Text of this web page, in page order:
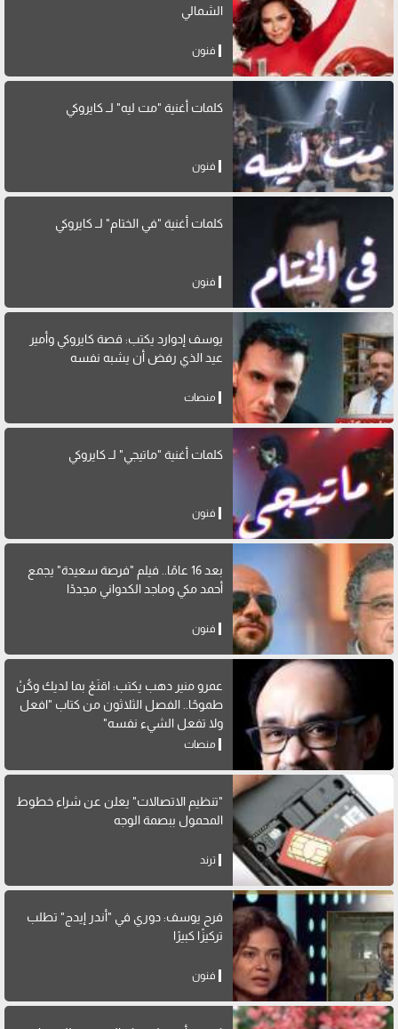
الشمالي
فنون
كلمات أغنية "مت ليه" لــ كايروكي
فنون
كلمات أغنية "في الختام" لــ كايروكي
فنون
يوسف إدوارد يكتب: قصة كايروكي وأمير
عيد الذي رفض أن يشبه نفسه
منصات
كلمات أغنية "ماتيجي" لــ كايروكي
فنون
بعد 16 عامًا.. فيلم "فرصة سعيدة" يجمع
أحمد مكي وماجد الكدواني مجددًا
فنون
عمرو منير دهب يكتب: اقنَعْ بما لديك وكُنْ
طموحًا.. الفصل الثلاثون من كتاب "افعل
ولا تفعل الشيء نفسه"
منصات
"تنظيم الاتصالات" يعلن عن شراء خطوط
المحمول ببصمة الوجه
ترند
فرح يوسف: دوري في "أندر إيدج" تطلب
تركيزًا كبيرًا
فنون